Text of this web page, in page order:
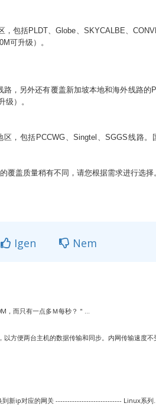
，包括PLDT、Globe、SKYCALBE、
M可升级）。
，另外还有覆盖新加坡本地和海外线路
级）。
区，包括 PCCWG、Singtel、SGGS线路。
覆盖质量稍有不同，请您根据需求进行选择。
Igen Nem
，而只有一点多Ｍ每秒？＂...
方便两台主机的数据传输和同步。内网传输速度
新ip对应的网关 ---------------------------- Linux系列